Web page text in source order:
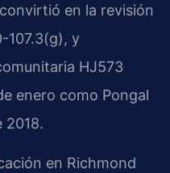
en la revisión
107.3(g), y
HJ573
enero como Pongal
2018.
en Richmond